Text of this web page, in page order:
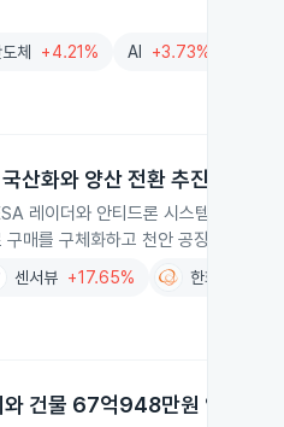
체 +4.21% AI +3.73%
산화와 양산 전환 추진
레이더와 안티드론 시스템용 X·S
매를 구체화하고 천안 공장 이전으로
센서뷰 +17.65% 한화시스템
와 건물 67억948만원 양수 결